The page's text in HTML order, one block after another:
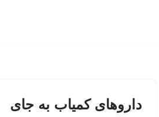
داروهای کمیاب به جای